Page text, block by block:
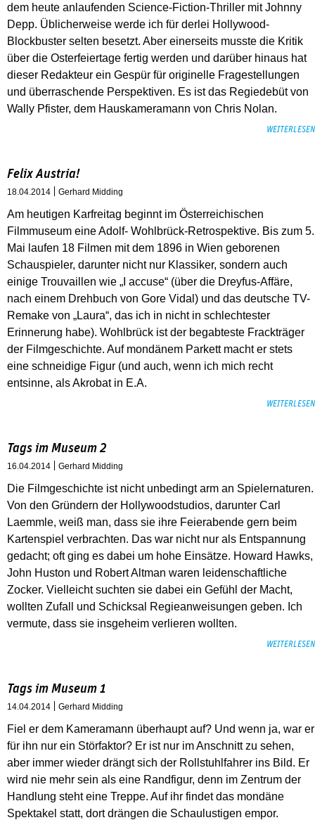
dem heute anlaufenden Science-Fiction-Thriller mit Johnny
Depp. Üblicherweise werde ich für derlei Hollywood-
Blockbuster selten besetzt. Aber einerseits musste die Kritik
über die Osterfeiertage fertig werden und darüber hinaus hat
dieser Redakteur ein Gespür für originelle Fragestellungen
und überraschende Perspektiven. Es ist das Regiedebüt von
Wally Pfister, dem Hauskameramann von Chris Nolan.
WEITERLESEN
Felix Austria!
18.04.2014 Gerhard Midding
Am heutigen Karfreitag beginnt im Österreichischen
Filmmuseum eine Adolf- Wohlbrück-Retrospektive. Bis zum 5.
Mai laufen 18 Filmen mit dem 1896 in Wien geborenen
Schauspieler, darunter nicht nur Klassiker, sondern auch
einige Trouvaillen wie „I accuse“ (über die Dreyfus-Affäre,
nach einem Drehbuch von Gore Vidal) und das deutsche TV-
Remake von „Laura“, das ich in nicht in schlechtester
Erinnerung habe). Wohlbrück ist der begabteste Frackträger
der Filmgeschichte. Auf mondänem Parkett macht er stets
eine schneidige Figur (und auch, wenn ich mich recht
entsinne, als Akrobat in E.A.
WEITERLESEN
Tags im Museum 2
16.04.2014 Gerhard Midding
Die Filmgeschichte ist nicht unbedingt arm an Spielernaturen.
Von den Gründern der Hollywoodstudios, darunter Carl
Laemmle, weiß man, dass sie ihre Feierabende gern beim
Kartenspiel verbrachten. Das war nicht nur als Entspannung
gedacht; oft ging es dabei um hohe Einsätze. Howard Hawks,
John Huston und Robert Altman waren leidenschaftliche
Zocker. Vielleicht suchten sie dabei ein Gefühl der Macht,
wollten Zufall und Schicksal Regieanweisungen geben. Ich
vermute, dass sie insgeheim verlieren wollten.
WEITERLESEN
Tags im Museum 1
14.04.2014 Gerhard Midding
Fiel er dem Kameramann überhaupt auf? Und wenn ja, war er
für ihn nur ein Störfaktor? Er ist nur im Anschnitt zu sehen,
aber immer wieder drängt sich der Rollstuhlfahrer ins Bild. Er
wird nie mehr sein als eine Randfigur, denn im Zentrum der
Handlung steht eine Treppe. Auf ihr findet das mondäne
Spektakel statt, dort drängen die Schaulustigen empor.